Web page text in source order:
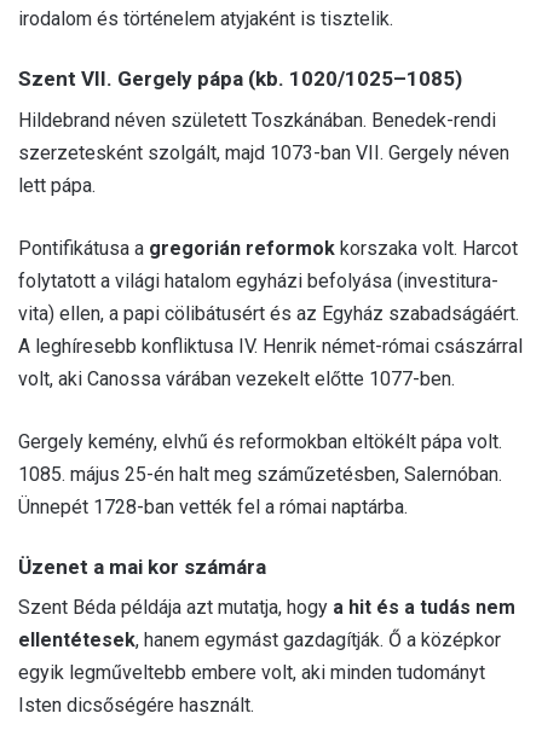
irodalom és történelem atyjaként is tisztelik.
Szent VII. Gergely pápa (kb. 1020/1025–1085)
Hildebrand néven született Toszkánában. Benedek-rendi
szerzetesként szolgált, majd 1073-ban VII. Gergely néven
lett pápa.
Pontifikátusa a gregorián reformok korszaka volt. Harcot
folytatott a világi hatalom egyházi befolyása (investitura-
vita) ellen, a papi cölibátusért és az Egyház szabadságáért.
A leghíresebb konfliktusa IV. Henrik német-római császárral
volt, aki Canossa várában vezekelt előtte 1077-ben.
Gergely kemény, elvhű és reformokban eltökélt pápa volt.
1085. május 25-én halt meg száműzetésben, Salernóban.
Ünnepét 1728-ban vették fel a római naptárba.
Üzenet a mai kor számára
Szent Béda példája azt mutatja, hogy a hit és a tudás nem
ellentétesek, hanem egymást gazdagítják. Ő a középkor
egyik legműveltebb embere volt, aki minden tudományt
Isten dicsőségére használt.